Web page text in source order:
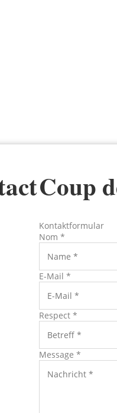
Coup
Kontaktformular
Nom *
E-Mail *
Respect *
Message *